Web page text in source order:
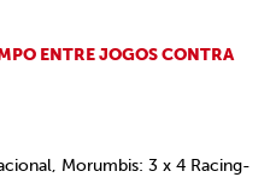
ENTRE JOGOS CONTRA
Morumbis: 3 x 4 Racing-